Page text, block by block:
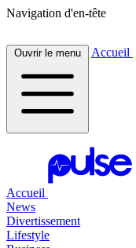
Navigation d'en-tête
Ouvrir le menu Accueil
Accueil
News
Divertissement
Lifestyle